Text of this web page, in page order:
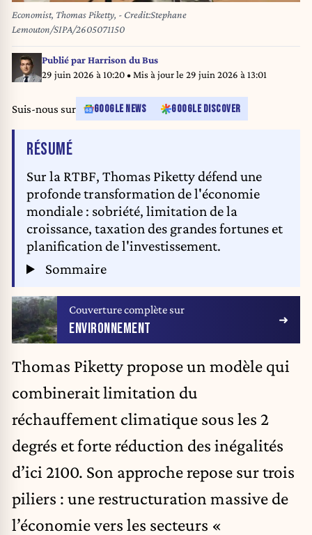
Economist, Thomas Piketty, - Credit:Stephane
Lemouton/SIPA/2605071150
Publié parHarrison du Bus
29 juin 2026 à 10:20• Mis à jour le 29 juin 2026 à 13:01
Suis-nous sur GOOGLE NEWS GOOGLE DISCOVER
RÉSUMÉDE L'ARTICLE
Sur la RTBF, Thomas Piketty défend une
profonde transformation de l'économie
mondiale : sobriété, limitation de la
croissance, taxation des grandes fortunes et
planification de l'investissement.
Sommaire
Couverture complète sur
ENVIRONNEMENT
Thomas Piketty propose un modèle qui
combinerait limitation du
réchauffement climatique sous les 2
degrés et forte réduction des inégalités
d’ici 2100. Son approche repose sur trois
piliers : une restructuration massive de
l’économie vers les secteurs «